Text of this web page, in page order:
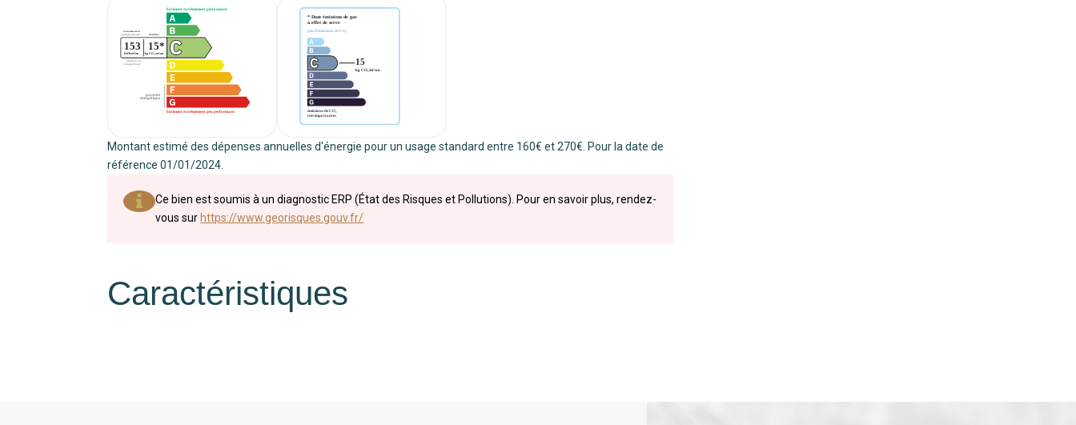
Montant estimé des dépenses annuelles d'énergie pour un usage standard entre 160€ et 270€. Pour la date de
référence 01/01/2024.
Ce bien est soumis à un diagnostic ERP (État des Risques et Pollutions). Pour en savoir plus, rendez-
vous sur https://www.georisques.gouv.fr/
Caractéristiques